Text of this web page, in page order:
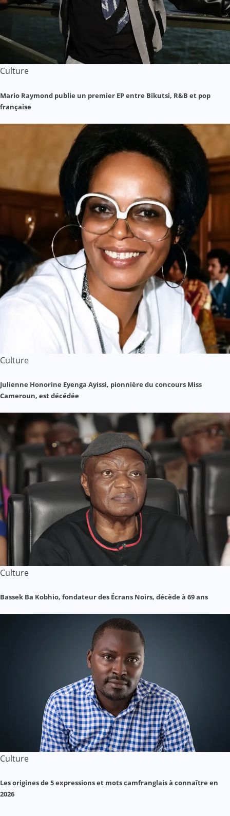
Culture
Mario Raymond publie un premier EP entre Bikutsi, R&B et pop
française
Culture
Julienne Honorine Eyenga Ayissi, pionnière du concours Miss
Cameroun, est décédée
Culture
Bassek Ba Kobhio, fondateur des Écrans Noirs, décède à 69 ans
Culture
Les origines de 5 expressions et mots camfranglais à connaître en
2026